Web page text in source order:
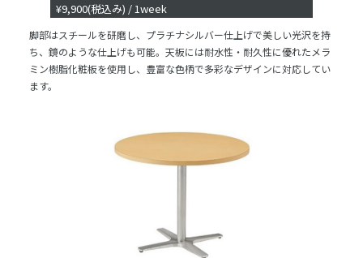
¥9,900(税込み) / 1week
脚部はスチールを研磨し、プラチナシルバー仕上げで美しい光沢を持
ち、鏡のような仕上げも可能。天板には耐水性・耐久性に優れたメラ
ミン樹脂化粧板を使用し、豊富な色柄で多彩なデザインに対応してい
ます。